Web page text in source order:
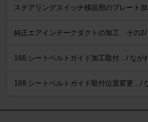
ステアリングスイッチ移設用のプレート
純正エアインテークダクトの加工 その2/
166.シートベルトガイド加工取付 .../ なが
169.シートベルトガイド取付位置変更 .../